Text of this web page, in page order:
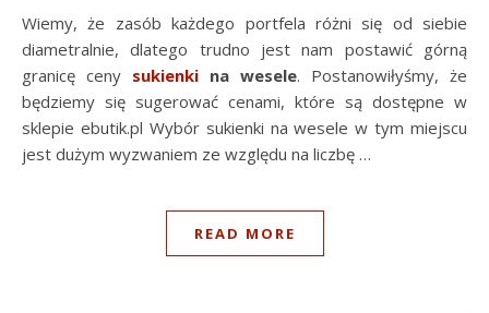
Wiemy, że zasób każdego portfela różni się od siebie
diametralnie, dlatego trudno jest nam postawić górną
granicę ceny sukienki na wesele. Postanowiłyśmy, że
będziemy się sugerować cenami, które są dostępne w
sklepie ebutik.pl Wybór sukienki na wesele w tym miejscu
jest dużym wyzwaniem ze względu na liczbę …
READ MORE